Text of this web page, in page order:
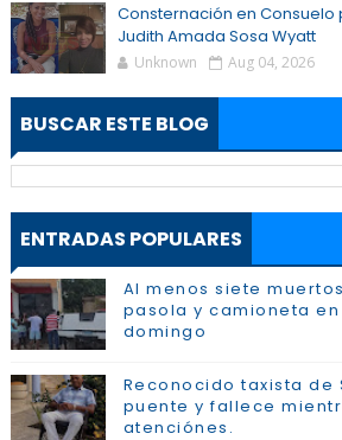
Consternación en
Judith Amada Sosa Wyatt
Unknown Aug 04, 2026
BUSCAR ESTE BLOG
ENTRADAS POPULARES
Al menos siete
pasola y camioneta en
domingo
Reconocido taxista de
puente y fallece
atenciónes.